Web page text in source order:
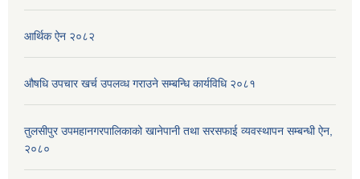
आर्थिक ऐन २०८२
औषधि उपचार खर्च उपलव्ध गराउने सम्बन्धि कार्यविधि २०८१
तुलसीपुर उपमहानगरपालिकाको खानेपानी तथा सरसफाई व्यवस्थापन सम्बन्धी ऐन,
२०८०